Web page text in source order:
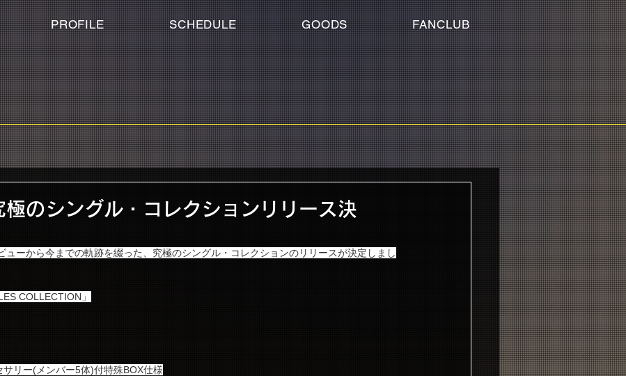
PROFILE SCHEDULE GOODS FANCLUB
のシングル・コレクションリリース決
ューから今までの軌跡を綴った、究極のシングル・コレクションのリリースが決定しまし
COLLECTION」
リー(メンバー5体)付特殊BOX仕様